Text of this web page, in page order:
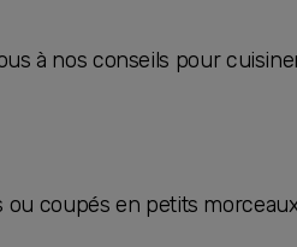
à nos conseils pour
coupés en petits